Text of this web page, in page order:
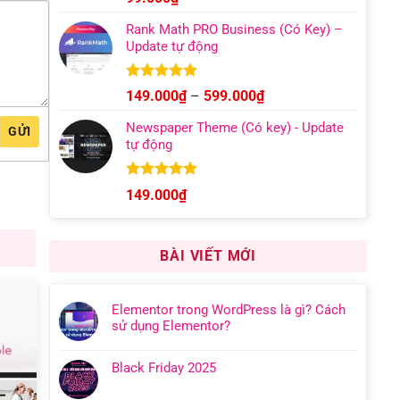
GỬI
hạng 4.95
5 sao
Rank Math PRO Business (Có Key) –
Update tự động
Được xếp
hạng 5.00
5 sao
149.000₫ – 599.000₫Khoảng
từ
Newspaper Theme (Có key) - Update
tự động
Được xếp
hạng4.92
149.000₫
BÀI VIẾT MỚI
Elementor trong WordPress là gì? Cách
sử dụng Elementor?
Black Friday 2025